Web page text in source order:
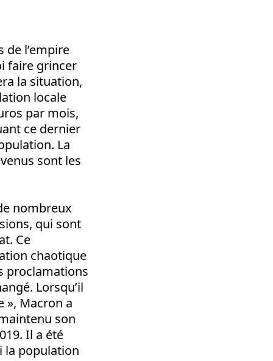
l’empire
faire grincer
la situation,
locale
par mois,
ce dernier
La
sont les
nombreux
qui sont
Ce
chaotique
proclamations
Lorsqu’il
», Macron a
son
Il a été
la population